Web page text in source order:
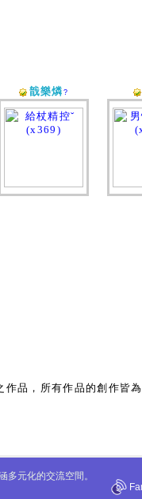
戠樂燐 ?
品，所有作品的創作皆
元化的交流空間。